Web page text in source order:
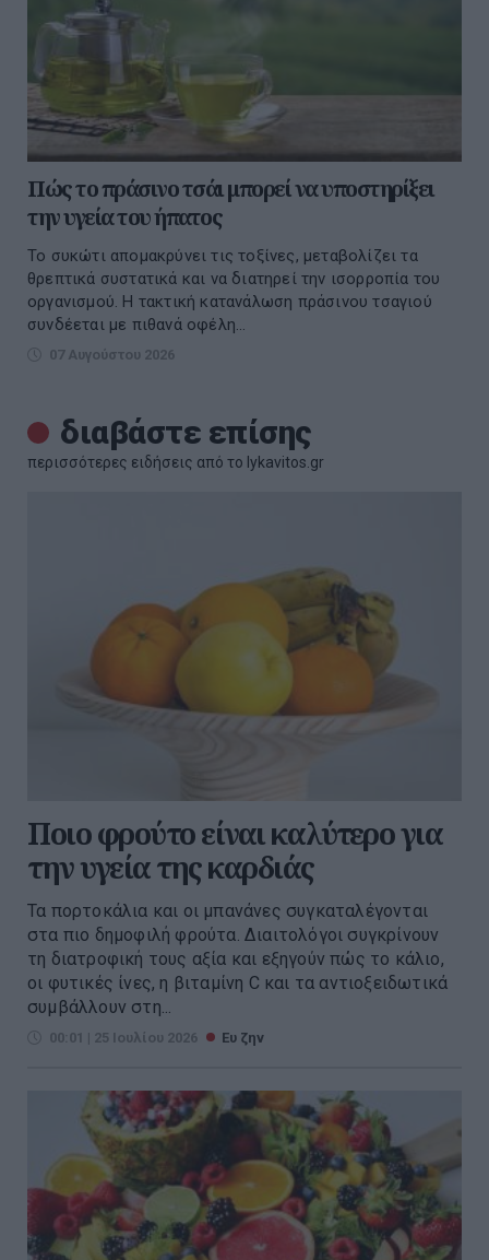
Πώς το πράσινο τσάι μπορεί να υποστηρίξει
την υγεία του ήπατος
Το συκώτι απομακρύνει τις τοξίνες, μεταβολίζει τα
θρεπτικά συστατικά και να διατηρεί την ισορροπία του
οργανισμού. Η τακτική κατανάλωση πράσινου τσαγιού
συνδέεται με πιθανά οφέλη...
07 Αυγούστου 2026
διαβάστε επίσης
περισσότερες ειδήσεις από το lykavitos.gr
Ποιο φρούτο είναι καλύτερο για
την υγεία της καρδιάς
Τα πορτοκάλια και οι μπανάνες συγκαταλέγονται
στα πιο δημοφιλή φρούτα. Διαιτολόγοι συγκρίνουν
τη διατροφική τους αξία και εξηγούν πώς το κάλιο,
οι φυτικές ίνες, η βιταμίνη C και τα αντιοξειδωτικά
συμβάλλουν στη...
00:01 | 25 Ιουλίου 2026 Ευ ζην